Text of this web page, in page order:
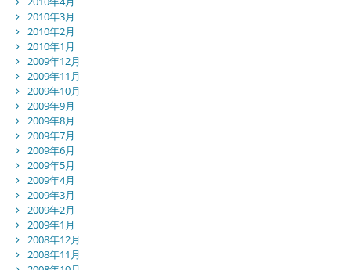
2010年3月
2010年2月
2010年1月
2009年12月
2009年11月
2009年10月
2009年9月
2009年8月
2009年7月
2009年6月
2009年5月
2009年4月
2009年3月
2009年2月
2009年1月
2008年12月
2008年11月